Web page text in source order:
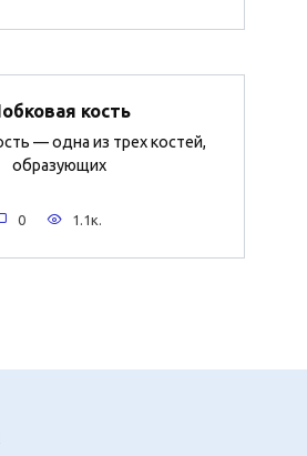
кость
— одна из трех костей,
образующих
0 1.1к.